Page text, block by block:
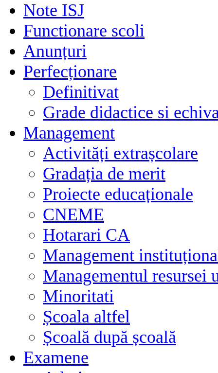
Note ISJ
Functionare scoli
Anunțuri
Perfecționare
Definitivat
Grade didactice si
Management
Activități extrașcolare
Gradația de merit
Proiecte educaționale
CNEME
Hotarari CA
Management
Managementul resursei
Minoritati
Școala altfel
Școală după școală
Examene